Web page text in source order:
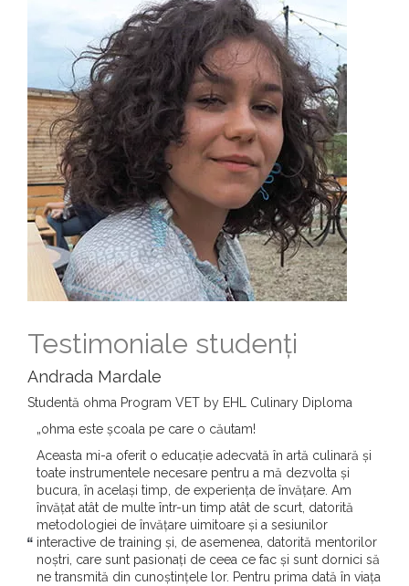
Testimoniale studenți
Andrada Mardale
Studentă ohma Program VET by EHL Culinary Diploma
„ohma este școala pe care o căutam!
Aceasta mi-a oferit o educație adecvată în artă culinară și
toate instrumentele necesare pentru a mă dezvolta și
bucura, în același timp, de experiența de învățare. Am
învățat atât de multe într-un timp atât de scurt, datorită
metodologiei de învățare uimitoare și a sesiunilor
interactive de training și, de asemenea, datorită mentorilor
noștri, care sunt pasionați de ceea ce fac și sunt dornici să
ne transmită din cunoștințele lor. Pentru prima dată în viața